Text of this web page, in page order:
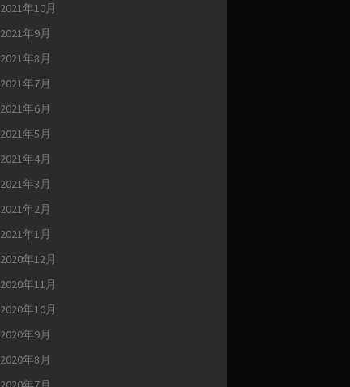
2021年10月
2021年9月
2021年8月
2021年7月
2021年6月
2021年5月
2021年4月
2021年3月
2021年2月
2021年1月
2020年12月
2020年11月
2020年10月
2020年9月
2020年8月